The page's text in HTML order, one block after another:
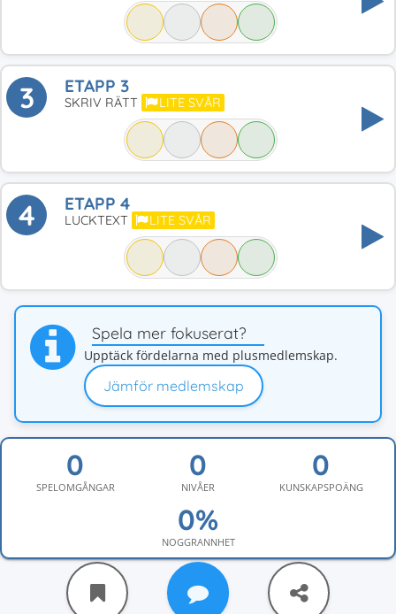
3 ETAPP 3
SKRIV RÄTT LITE SVÅR
4 ETAPP 4
LUCKTEXT LITE SVÅR
Spela mer fokuserat?
Upptäck fördelarna med plusmedlemskap.
Jämför medlemskap
SPELOMGÅNGAR NIVÅER KUNSKAPSPOÄNG
NOGGRANNHET